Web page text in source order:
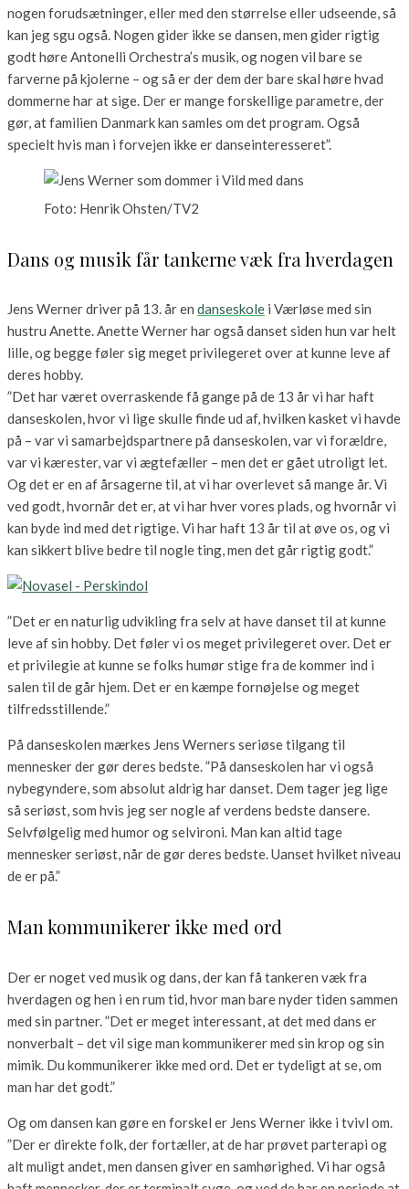
nogen forudsætninger, eller med den størrelse eller udseende, så
kan jeg sgu også. Nogen gider ikke se dansen, men gider rigtig
godt høre Antonelli Orchestra’s musik, og nogen vil bare se
farverne på kjolerne – og så er der dem der bare skal høre hvad
dommerne har at sige. Der er mange forskellige parametre, der
gør, at familien Danmark kan samles om det program. Også
specielt hvis man i forvejen ikke er danseinteresseret”.
Foto: Henrik Ohsten/TV2
Dans og musik får tankerne væk fra hverdagen
Jens Werner driver på 13. år en danseskole i Værløse med sin
hustru Anette. Anette Werner har også danset siden hun var helt
lille, og begge føler sig meget privilegeret over at kunne leve af
deres hobby.
”Det har været overraskende få gange på de 13 år vi har haft
danseskolen, hvor vi lige skulle finde ud af, hvilken kasket vi havde
på – var vi samarbejdspartnere på danseskolen, var vi forældre,
var vi kærester, var vi ægtefæller – men det er gået utroligt let.
Og det er en af årsagerne til, at vi har overlevet så mange år. Vi
ved godt, hvornår det er, at vi har hver vores plads, og hvornår vi
kan byde ind med det rigtige. Vi har haft 13 år til at øve os, og vi
kan sikkert blive bedre til nogle ting, men det går rigtig godt.”
”Det er en naturlig udvikling fra selv at have danset til at kunne
leve af sin hobby. Det føler vi os meget privilegeret over. Det er
et privilegie at kunne se folks humør stige fra de kommer ind i
salen til de går hjem. Det er en kæmpe fornøjelse og meget
tilfredsstillende.”
På danseskolen mærkes Jens Werners seriøse tilgang til
mennesker der gør deres bedste. ”På danseskolen har vi også
nybegyndere, som absolut aldrig har danset. Dem tager jeg lige
så seriøst, som hvis jeg ser nogle af verdens bedste dansere.
Selvfølgelig med humor og selvironi. Man kan altid tage
mennesker seriøst, når de gør deres bedste. Uanset hvilket niveau
de er på.”
Man kommunikerer ikke med ord
Der er noget ved musik og dans, der kan få tankeren væk fra
hverdagen og hen i en rum tid, hvor man bare nyder tiden sammen
med sin partner. ”Det er meget interessant, at det med dans er
nonverbalt – det vil sige man kommunikerer med sin krop og sin
mimik. Du kommunikerer ikke med ord. Det er tydeligt at se, om
man har det godt.”
Og om dansen kan gøre en forskel er Jens Werner ikke i tvivl om.
”Der er direkte folk, der fortæller, at de har prøvet parterapi og
alt muligt andet, men dansen giver en samhørighed. Vi har også